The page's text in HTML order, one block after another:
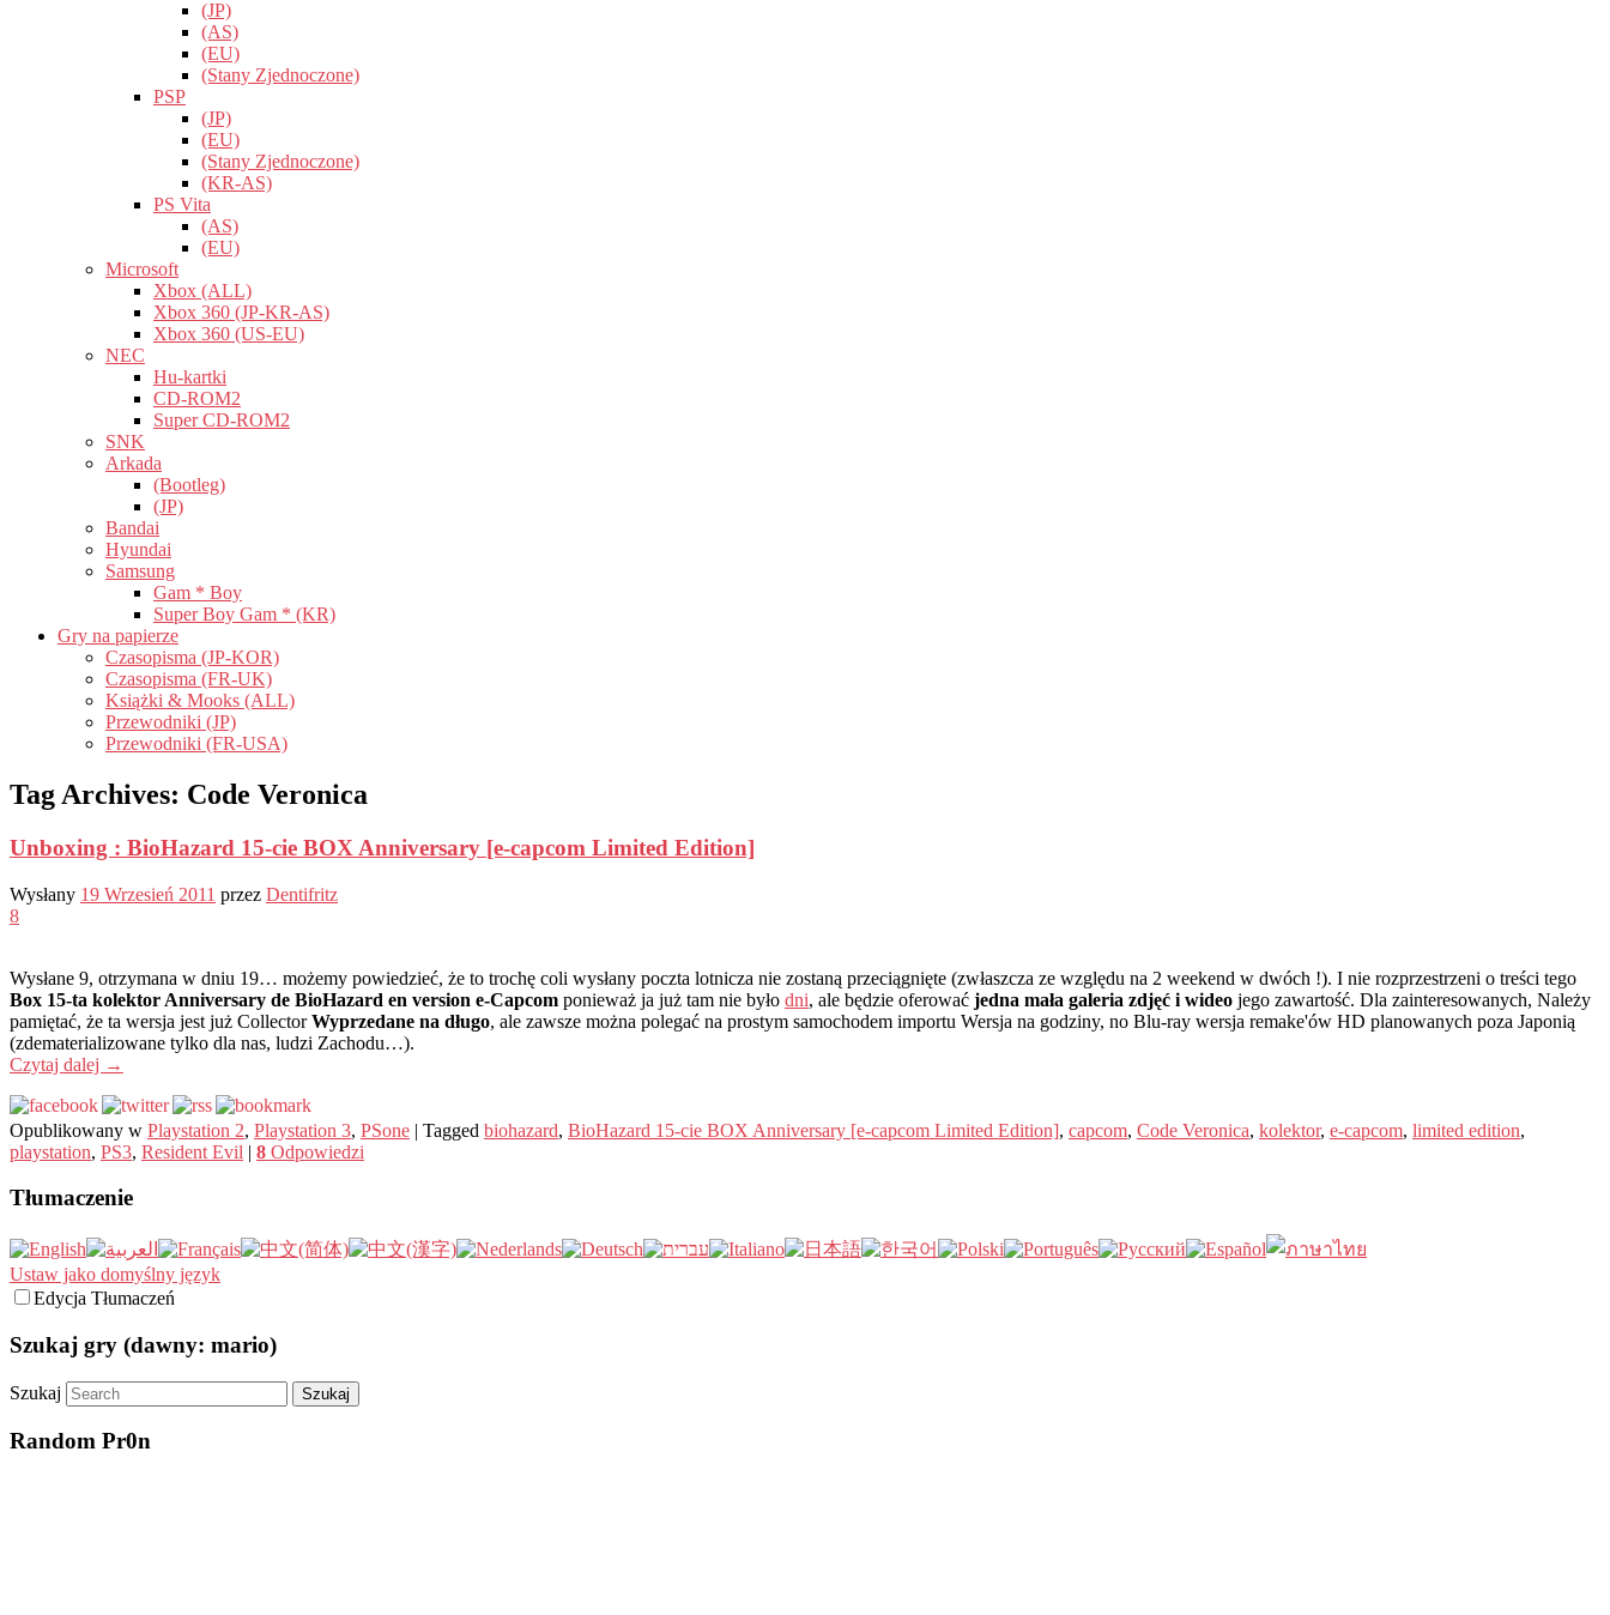
(JP)
(AS)
(EU)
(Stany Zjednoczone)
PSP
(JP)
(EU)
(Stany Zjednoczone)
(KR-AS)
PS Vita
(AS)
(EU)
Microsoft
Xbox (ALL)
Xbox 360 (JP-KR-AS)
Xbox 360 (US-EU)
NEC
Hu-kartki
CD-ROM2
Super CD-ROM2
SNK
Arkada
(Bootleg)
(JP)
Bandai
Hyundai
Samsung
Gam * Boy
Super Boy Gam * (KR)
Gry na papierze
Czasopisma (JP-KOR)
Czasopisma (FR-UK)
Książki & Mooks (ALL)
Przewodniki (JP)
Przewodniki (FR-USA)
Tag Archives: Code Veronica
Unboxing : BioHazard 15-cie BOX Anniversary [e-capcom Limited Edition]
Wysłany 19 Wrzesień 2011 przez Dentifritz
8
Wysłane 9, otrzymana w dniu 19… możemy powiedzieć, że to trochę coli wysłany poczta lotnicza nie zostaną przeciągnięte (zwłaszcza ze względu na 2 weekend w dwóch !). I nie rozprzestrzeni o treści tego
Box 15-ta kolektor Anniversary de BioHazard en version e-Capcom ponieważ ja już tam nie było dni, ale będzie oferować jedna mała galeria zdjęć i wideo jego zawartość. Dla zainteresowanych, Należy
pamiętać, że ta wersja jest już CollectorWyprzedane na długo, ale zawsze można polegać na prostym samochodem importu Wersja na godziny, no Blu-ray wersja remake'ów HD planowanych poza Japonią
(zdematerializowane tylko dla nas, ludzi Zachodu…).
Czytaj dalej →
Opublikowany w Playstation 2, Playstation 3, PSone | Tagged biohazard, BioHazard 15-cie BOX Anniversary [e-capcom Limited Edition], capcom, Code Veronica, kolektor, e-capcom, limited edition,
playstation, PS3, Resident Evil | 8 Odpowiedzi
Tłumaczenie
Ustaw jako domyślny język
Edycja Tłumaczeń
Szukaj gry (dawny: mario)
Szukaj
Random Pr0n